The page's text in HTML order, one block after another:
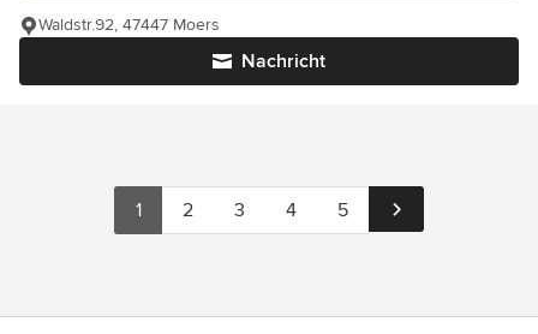
Nachricht
Waldstr.92, 47447 Moers
1 2 3 4 5